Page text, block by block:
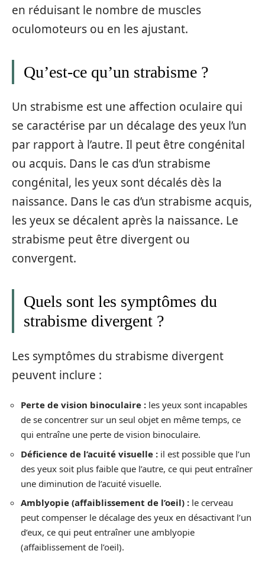
en réduisant le nombre de muscles
oculomoteurs ou en les ajustant.
Qu’est-ce qu’un strabisme ?
Un strabisme est une affection oculaire qui
se caractérise par un décalage des yeux l’un
par rapport à l’autre. Il peut être congénital
ou acquis. Dans le cas d’un strabisme
congénital, les yeux sont décalés dès la
naissance. Dans le cas d’un strabisme acquis,
les yeux se décalent après la naissance. Le
strabisme peut être divergent ou
convergent.
Quels sont les symptômes du
strabisme divergent ?
Les symptômes du strabisme divergent
peuvent inclure :
Perte de vision binoculaire : les yeux sont incapables
de se concentrer sur un seul objet en même temps, ce
qui entraîne une perte de vision binoculaire.
Déficience de l’acuité visuelle : il est possible que l’un
des yeux soit plus faible que l’autre, ce qui peut entraîner
une diminution de l’acuité visuelle.
Amblyopie (affaiblissement de l’oeil) : le cerveau
peut compenser le décalage des yeux en désactivant l’un
d’eux, ce qui peut entraîner une amblyopie
(affaiblissement de l’oeil).